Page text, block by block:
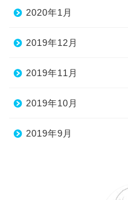
2020年1月
2019年12月
2019年11月
2019年10月
2019年9月